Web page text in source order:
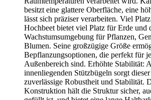
besitzt eine glattere Oberfläche, eine
lässt sich präziser verarbeiten. Viel
Hochbeet bietet viel Platz für Erde und
Wachstumsumgebung für Pflanzen,
Blumen. Seine großzügige Größe
Bepflanzungsoptionen, die perfekt für
Außenbereich sind. Erhöhte Stabilität:
innenliegenden Stützbügeln sorgt
zuverlässige Robustheit und Stabilität.
Konstruktion hält die Struktur sicher,